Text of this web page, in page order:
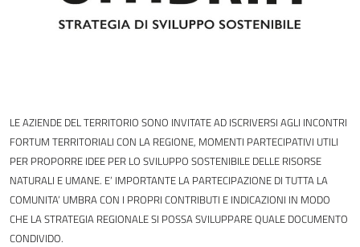
LE AZIENDE DEL TERRITORIO SONO INVITATE AD ISCRIVERSI AGLI INCONTRI
FORTUM TERRITORIALI CON LA REGIONE, MOMENTI PARTECIPATIVI UTILI
PER PROPORRE IDEE PER LO SVILUPPO SOSTENIBILE DELLE RISORSE
NATURALI E UMANE. E’ IMPORTANTE LA PARTECIPAZIONE DI TUTTA LA
COMUNITA’ UMBRA CON I PROPRI CONTRIBUTI E INDICAZIONI IN MODO
CHE LA STRATEGIA REGIONALE SI POSSA SVILUPPARE QUALE DOCUMENTO
CONDIVIDO.